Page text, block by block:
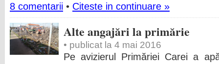
8 comentarii • Citeste in continuare »
Alte angajări la primărie
• publicat la 4 mai 2016
Pe avizierul Primăriei Carei a